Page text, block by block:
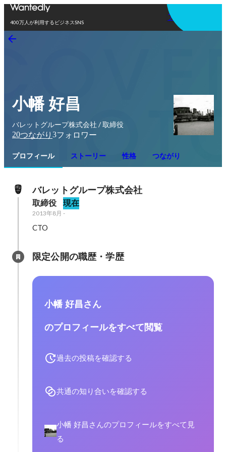
400万人が利用するビジネスSNS
アプリを使う
小幡 好昌
バレットグループ株式会社 / 取締役
20つながり 3フォロワー
プロフィール ストーリー 性格 つながり
バレットグループ株式会社
取締役 現在
2013年8月 -
CTO
限定公開の職歴・学歴
小幡 好昌さん
のプロフィールをすべて閲覧
過去の投稿を確認する
共通の知り合いを確認する
小幡 好昌さんのプロフィールをすべて見
る